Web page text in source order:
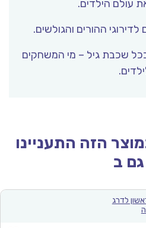
עולם הילדים.
ההורים והגולשים.
שכבת גיל – מי המשחקים
הזה התעניינו
גם ב
לדרג